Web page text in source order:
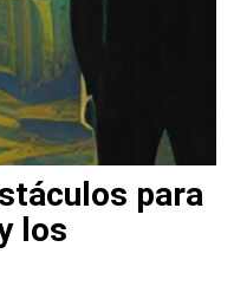
para
los